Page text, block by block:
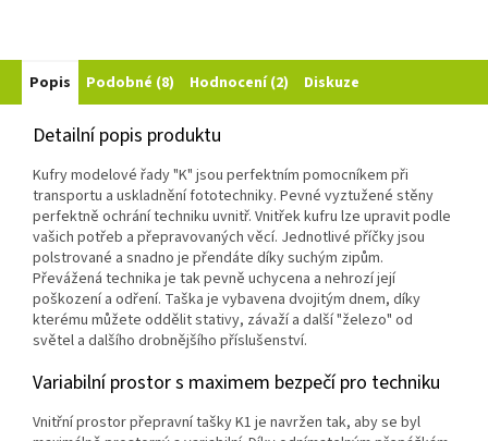
Popis Podobné (8) Hodnocení (2) Diskuze
Detailní popis produktu
Kufry modelové řady "K" jsou perfektním pomocníkem při
transportu a uskladnění fototechniky. Pevné vyztužené stěny
perfektně ochrání techniku uvnitř. Vnitřek kufru lze upravit podle
vašich potřeb a přepravovaných věcí. Jednotlivé příčky jsou
polstrované a snadno je přendáte díky suchým zipům.
Převážená technika je tak pevně uchycena a nehrozí její
poškození a odření. Taška je vybavena dvojitým dnem, díky
kterému můžete oddělit stativy, závaží a další "železo" od
světel a dalšího drobnějšího příslušenství.
Variabilní prostor s maximem bezpečí pro techniku
Vnitřní prostor přepravní tašky K1 je navržen tak, aby se byl